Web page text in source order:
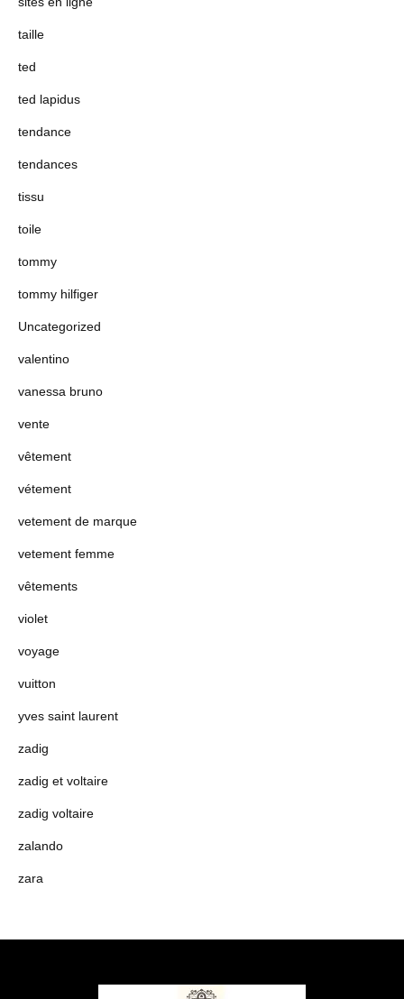
taille
ted
ted lapidus
tendance
tendances
tissu
toile
tommy
tommy hilfiger
Uncategorized
valentino
vanessa bruno
vente
vêtement
vétement
vetement de marque
vetement femme
vêtements
violet
voyage
vuitton
yves saint laurent
zadig
zadig et voltaire
zadig voltaire
zalando
zara